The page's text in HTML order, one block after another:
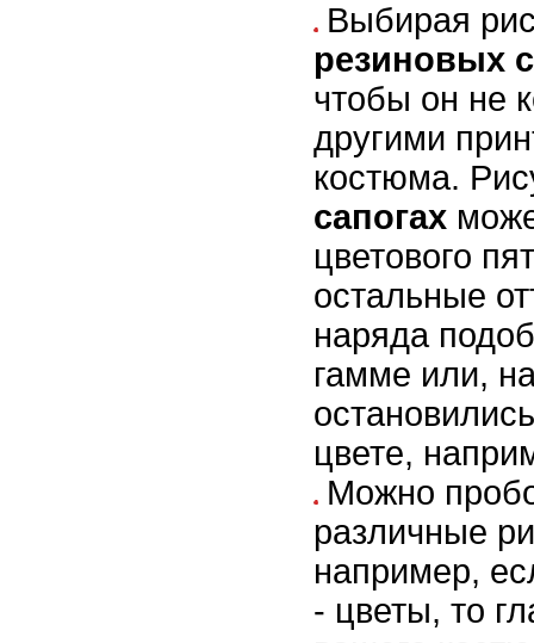
Выбирая
резиновых
чтобы он не
другими
костюма.
сапогах
цветового
остальные
наряда
гамме или,
цвете,
Можно
различные
например,
- цветы, то